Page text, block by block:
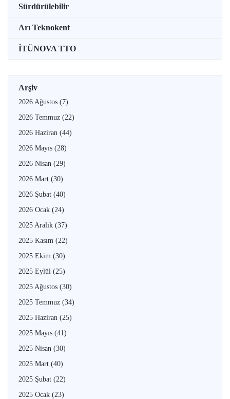
Sürdürülebilir
Arı Teknokent
İTÜNOVA TTO
Arşiv
2026 Ağustos (7)
2026 Temmuz (22)
2026 Haziran (44)
2026 Mayıs (28)
2026 Nisan (29)
2026 Mart (30)
2026 Şubat (40)
2026 Ocak (24)
2025 Aralık (37)
2025 Kasım (22)
2025 Ekim (30)
2025 Eylül (25)
2025 Ağustos (30)
2025 Temmuz (34)
2025 Haziran (25)
2025 Mayıs (41)
2025 Nisan (30)
2025 Mart (40)
2025 Şubat (22)
2025 Ocak (23)